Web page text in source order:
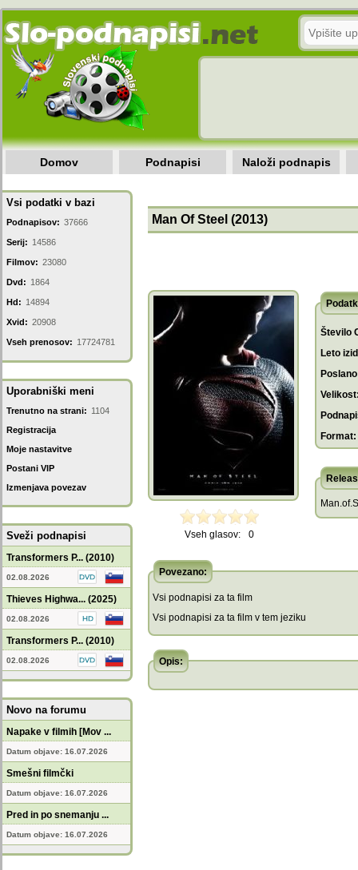
Domov Podnapisi Naloži podnapis
Vsi podatki v bazi
Podnapisov: 37666
Serij: 14586
Filmov: 23080
Dvd: 1864
Hd: 14894
Xvid: 20908
Vseh prenosov: 17724781
Uporabniški meni
Trenutno na strani: 1104
Registracija
Moje nastavitve
Postani VIP
Izmenjava povezav
Sveži podnapisi
Transformers P... (2010)
02.08.2026
Thieves Highwa... (2025)
02.08.2026
Transformers P... (2010)
02.08.2026
Novo na forumu
Napake v filmih [Mov ...
Datum objave: 16.07.2026
Smešni filmčki
Datum objave: 16.07.2026
Pred in po snemanju ...
Datum objave: 16.07.2026
Man Of Steel (2013)
Vseh glasov: 0
Število
Leto
Format:
Povezano:
Vsi podnapisi za ta film
Vsi podnapisi za ta film v tem jeziku
Opis: